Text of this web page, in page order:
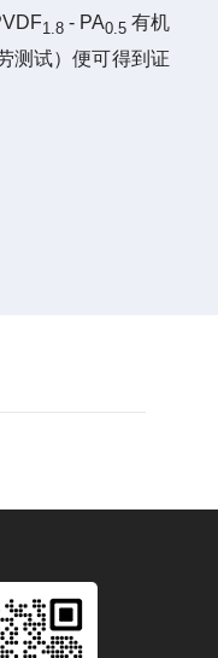
1.8- PA0.5有机
测试）便可得到证